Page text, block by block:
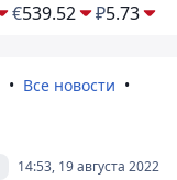
€539.52 ₽5.73
Все новости
14:53, 19 августа 2022